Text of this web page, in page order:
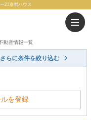
21京都ハウス
動産情報一覧
さらに条件を絞り込む
を登録